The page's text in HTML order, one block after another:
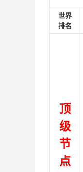
世界
排名
顶
级
节
点